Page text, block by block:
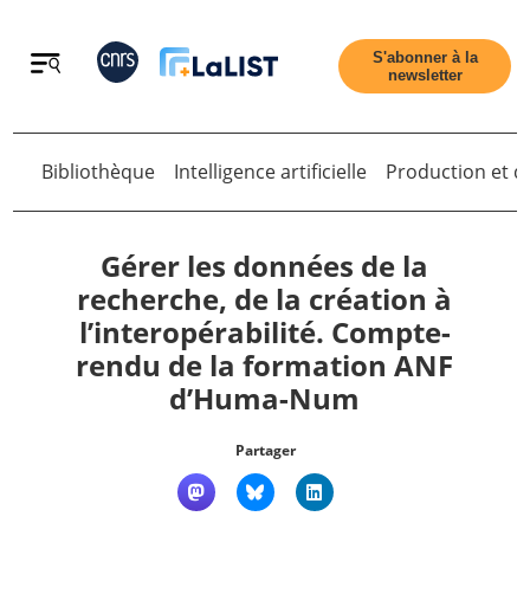
Retour
Accueil
Tous les articles
Qui sommes nous ?
S'abonner à la
newsletter
Retour
Bibliothèque Intelligence artificielle Production et
Gérer les données de la
recherche, de la création à
l’interopérabilité. Compte-
rendu de la formation ANF
d’Huma-Num
Partager